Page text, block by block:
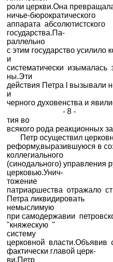
роли церкви.Она
ничье-бюрократического
аппарата абсолютистского
государства.Па-
раллельно
с этим государство усилило
и
систематически изымалась
ны.Эти
действия Петра I вызывали
и
черного духовенства и
- 8 -
тия во
всякого рода реакционных
Петр осуществил
реформу,выразившуюся в
коллегиального
(синодального) управления
церковью.Унич-
тожение
патриаршества отражало
Петра ликвидировать
немыслимую
при самодержавии
"княжескую "
систему
церковной власти.Объявив
фактически главой церк-
ви,Петр